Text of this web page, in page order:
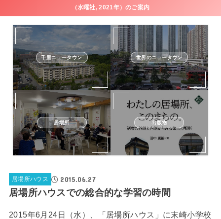
（水曜社, 2021年）のご案内
千里ニュータウン 世界のニュータウン
居場所 出版物
居場所ハウス 2015.06.27
居場所ハウスでの総合的な学習の時間
2015年6月24日（水）、「居場所ハウス」に末崎小学校